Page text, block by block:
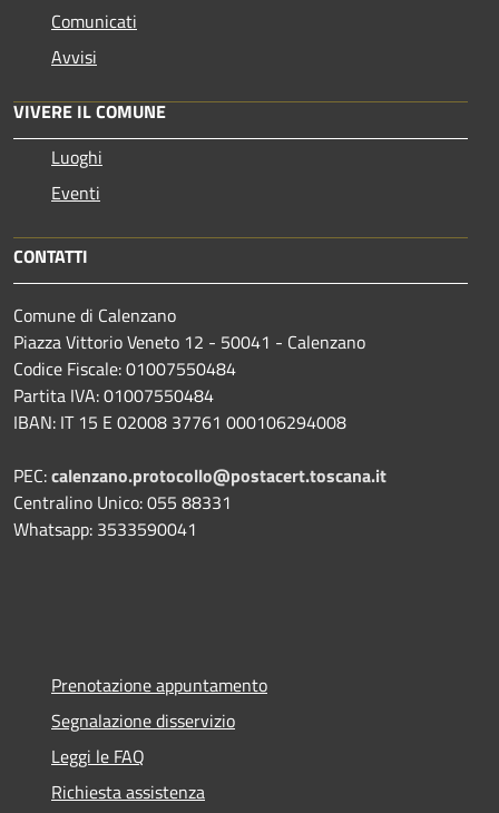
Comunicati
Avvisi
VIVERE IL COMUNE
Luoghi
Eventi
CONTATTI
Comune di Calenzano
Piazza Vittorio Veneto 12 - 50041 - Calenzano
Codice Fiscale: 01007550484
Partita IVA: 01007550484
IBAN: IT 15 E 02008 37761 000106294008
PEC:calenzano.protocollo@postacert.toscana.it
Centralino Unico: 055 88331
Whatsapp: 3533590041
Prenotazione appuntamento
Segnalazione disservizio
Leggi le FAQ
Richiesta assistenza